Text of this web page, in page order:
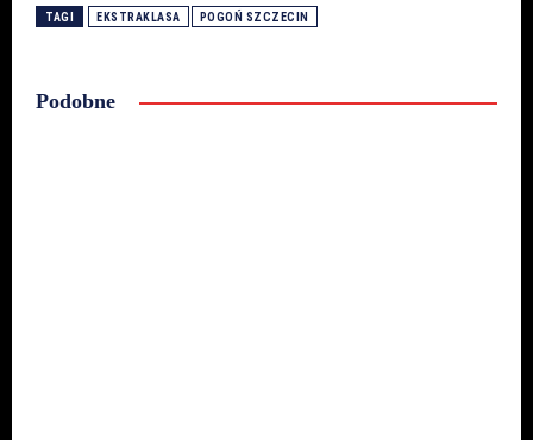
TAGI EKSTRAKLASA POGOŃ SZCZECIN
Podobne